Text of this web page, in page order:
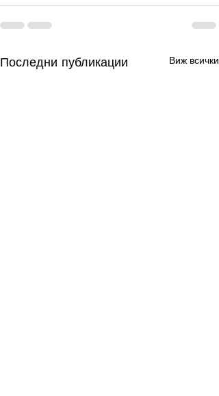
Последни публикации Виж всички